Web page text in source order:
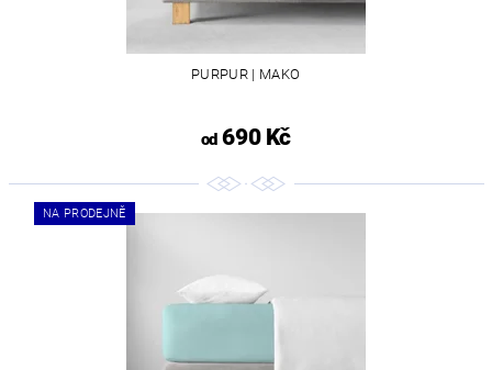
PURPUR | MAKO
od690 Kč
NA PRODEJNĚ